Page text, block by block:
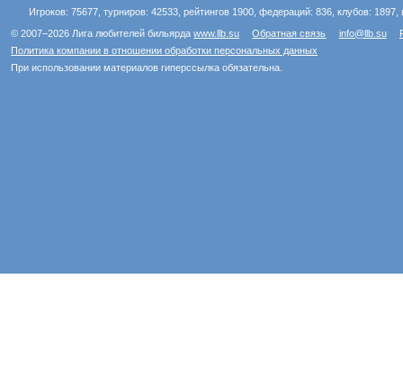
Игроков: 75677, турниров: 42533, рейтингов 1900, федераций: 836, клубов:
© 2007–2026 Лига любителей бильярдаwww.llb.su Обратная связь info@llb.su
Политика компании в отношении обработки персональных данных
При использовании материалов гиперссылка обязательна.